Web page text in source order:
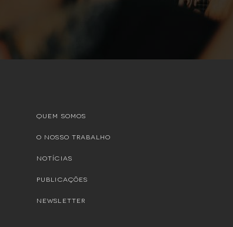
QUEM SOMOS
O NOSSO TRABALHO
NOTÍCIAS
PUBLICAÇÕES
NEWSLETTER